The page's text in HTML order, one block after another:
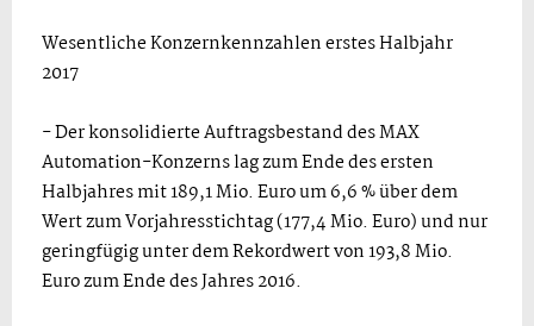
Wesentliche Konzernkennzahlen erstes Halbjahr
2017
- Der konsolidierte Auftragsbestand des MAX
Automation-Konzerns lag zum Ende des ersten
Halbjahres mit 189,1 Mio. Euro um 6,6 % über dem
Wert zum Vorjahresstichtag (177,4 Mio. Euro) und nur
geringfügig unter dem Rekordwert von 193,8 Mio.
Euro zum Ende des Jahres 2016.